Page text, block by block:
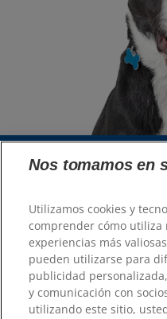
Recursos
Contacto
Mapa del sitio
Nos tomamos en
Utilizamos cookies y
comprender cómo
experiencias más
pueden utilizarse para
publicidad
y comunicación con
utilizando este sitio,